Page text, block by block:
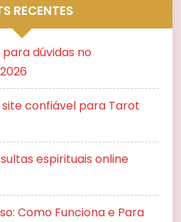
RECENTES
dúvidas no
confiável para Tarot
espirituais online
Como Funciona e Para